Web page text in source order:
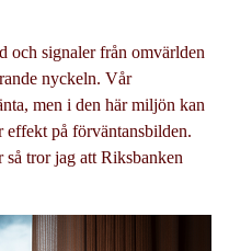
och signaler från omvärlden
nyckeln. Vår
men i den här miljön kan
effekt på förväntansbilden.
tror jag att Riksbanken